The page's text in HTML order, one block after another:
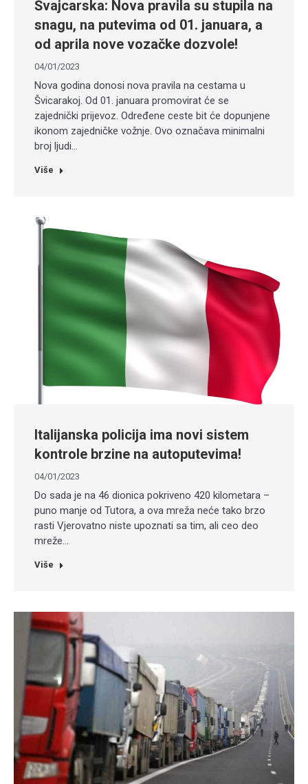
Švajcarska: Nova pravila su stupila na
snagu, na putevima od 01. januara, a
od aprila nove vozačke dozvole!
04/01/2023
Nova godina donosi nova pravila na cestama u
Švicarakoj. Od 01. januara promovirat će se
zajednički prijevoz. Određene ceste bit će dopunjene
ikonom zajedničke vožnje. Ovo označava minimalni
broj ljudi…
Više
Italijanska policija ima novi sistem
kontrole brzine na autoputevima!
04/01/2023
Do sada je na 46 dionica pokriveno 420 kilometara –
puno manje od Tutora, a ova mreža neće tako brzo
rasti Vjerovatno niste upoznati sa tim, ali ceo deo
mreže…
Više